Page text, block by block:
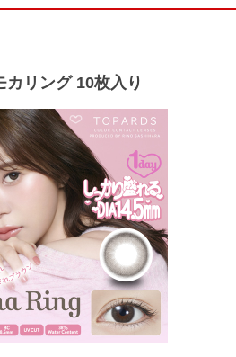
カリング 10枚入り